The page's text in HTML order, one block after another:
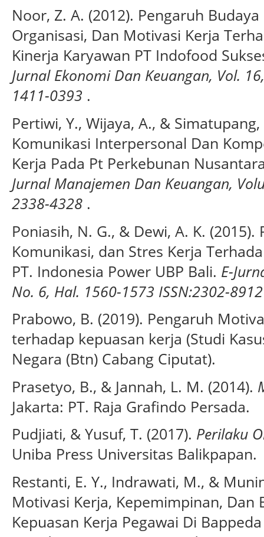
Noor, Z. A. (2012). Pengaruh
Organisasi, Dan Motivasi Kerja
Kinerja Karyawan PT Indofood
Jurnal Ekonomi Dan Keuangan, Vol.
1411-0393 .
Pertiwi, Y., Wijaya, A., &
Komunikasi Interpersonal Dan
Kerja Pada Pt Perkebunan
Jurnal Manajemen Dan Keuangan,
2338-4328 .
Poniasih, N. G., & Dewi, A. K.
Komunikasi, dan Stres Kerja
PT. Indonesia Power UBP Bali. E-
No. 6, Hal. 1560-1573 ISSN:2302-
Prabowo, B. (2019). Pengaruh
terhadap kepuasan kerja (Studi
Negara (Btn) Cabang Ciputat).
Prasetyo, B., & Jannah, L. M. (2014).
Jakarta: PT. Raja Grafindo Persada.
Pudjiati, & Yusuf, T. (2017). Perilaku
Uniba Press Universitas Balikpapan.
Restanti, E. Y., Indrawati, M., &
Motivasi Kerja, Kepemimpinan, Dan
Kepuasan Kerja Pegawai Di